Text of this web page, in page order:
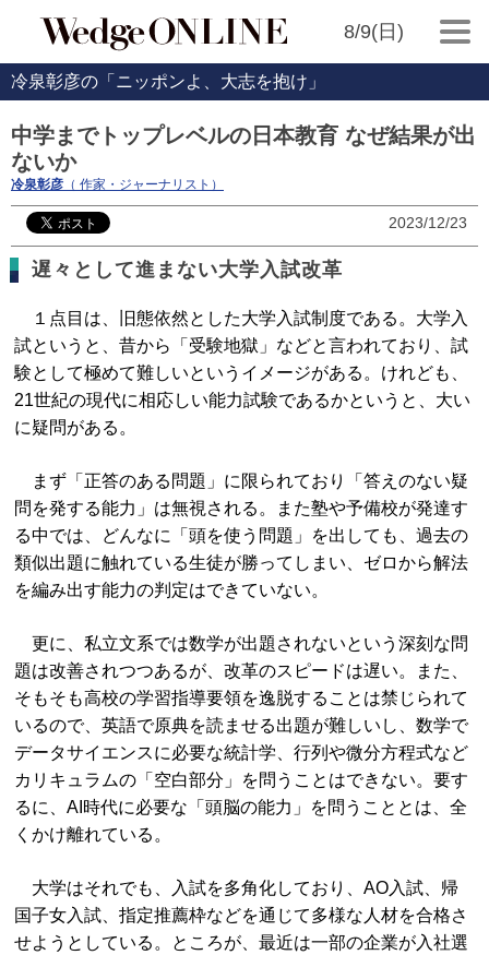
8/9(日)
冷泉彰彦の「ニッポンよ、大志を抱け」
中学までトップレベルの日本教育 なぜ結果が出
ないか
冷泉彰彦 （ 作家・ジャーナリスト）
2023/12/23
遅々として進まない大学入試改革
１点目は、旧態依然とした大学入試制度である。大学入
試というと、昔から「受験地獄」などと言われており、試
験として極めて難しいというイメージがある。けれども、
21世紀の現代に相応しい能力試験であるかというと、大い
に疑問がある。
まず「正答のある問題」に限られており「答えのない疑
問を発する能力」は無視される。また塾や予備校が発達す
る中では、どんなに「頭を使う問題」を出しても、過去の
類似出題に触れている生徒が勝ってしまい、ゼロから解法
を編み出す能力の判定はできていない。
更に、私立文系では数学が出題されないという深刻な問
題は改善されつつあるが、改革のスピードは遅い。また、
そもそも高校の学習指導要領を逸脱することは禁じられて
いるので、英語で原典を読ませる出題が難しいし、数学で
データサイエンスに必要な統計学、行列や微分方程式など
カリキュラムの「空白部分」を問うことはできない。要す
るに、AI時代に必要な「頭脳の能力」を問うこととは、全
くかけ離れている。
大学はそれでも、入試を多角化しており、AO入試、帰
国子女入試、指定推薦枠などを通じて多様な人材を合格さ
せようとしている。ところが、最近は一部の企業が入社選